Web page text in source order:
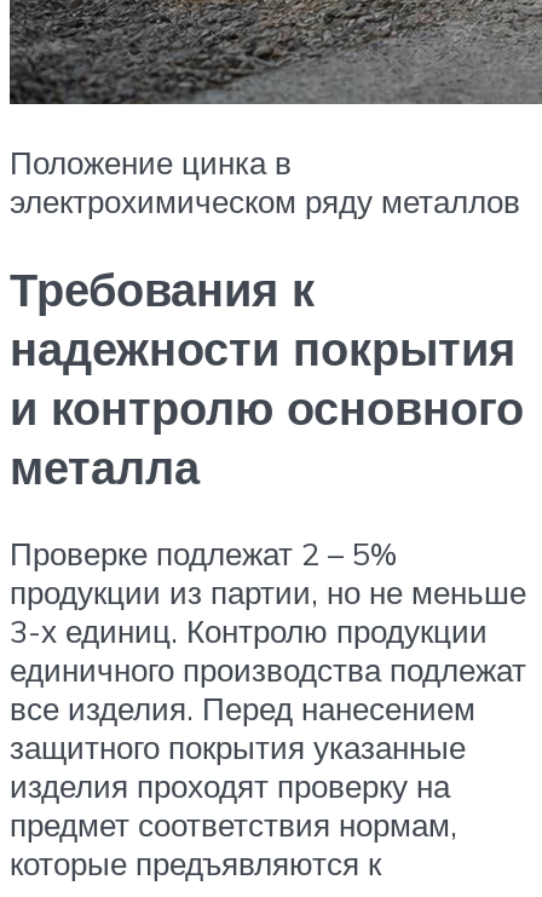
Положение цинка в
электрохимическом ряду металлов
Требования к
надежности покрытия
и контролю основного
металла
Проверке подлежат 2 – 5%
продукции из партии, но не меньше
3-х единиц. Контролю продукции
единичного производства подлежат
все изделия. Перед нанесением
защитного покрытия указанные
изделия проходят проверку на
предмет соответствия нормам,
которые предъявляются к